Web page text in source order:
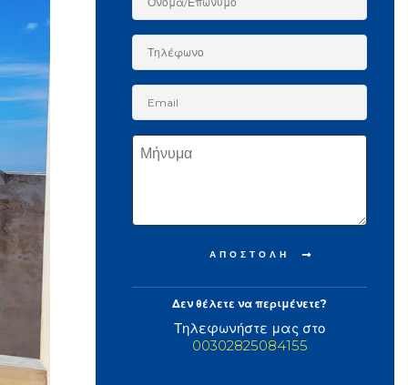
Δεν θέλετε να περιμένετε?
Τηλεφωνήστε μας στο
00302825084155